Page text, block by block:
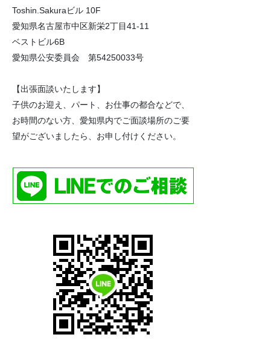
Toshin.Sakuraビル 10F
愛知県名古屋市中区新栄2丁目41-11
ベストビル6B
愛知県公安委員会 第54250033号
【出張面談いたします】
子供のお迎え、パート、お仕事の都合などで、
お時間のない方、愛知県内でご面談場所のご要
望がございましたら、お申し付けください。